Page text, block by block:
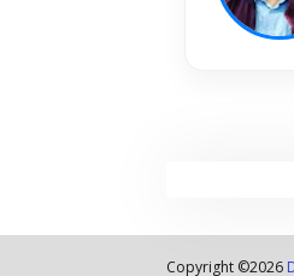
Copyright ©2026